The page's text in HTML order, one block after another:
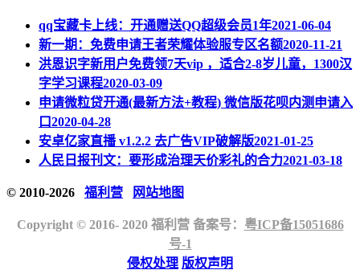
qq宝藏卡上线：开通赠送QQ超级会员1年2021-06-04
新一期：免费申请王者荣耀体验服专区名额2020-11-21
洪恩识字新用户免费领7天vip ，适合2-8岁儿童，1300汉
字学习课程2020-03-09
申请微粒贷开通(最新方法+教程) 微信版花呗内测申请入
口2020-04-28
安卓亿家直播 v1.2.2 去广告VIP破解版2021-01-25
人民日报刊文：要形成治理天价彩礼的合力2021-03-18
© 2010-2026 福利营 网站地图
Copyright © 2016- 2020 福利营 备案号： 粤ICP备15051686
号-1
侵权处理 版权声明